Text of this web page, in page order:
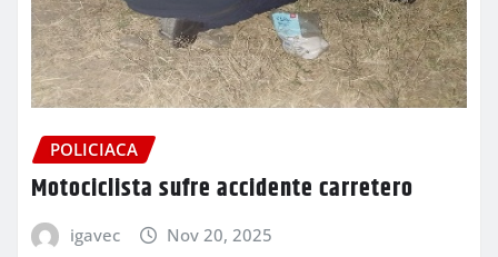
POLICIACA
Motociclista sufre accidente carretero
igavec Nov 20, 2025